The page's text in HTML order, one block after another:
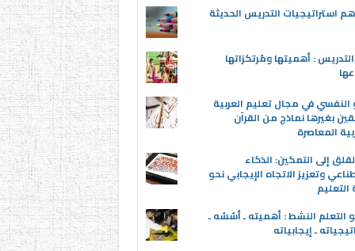
استراتيجيات التدريس الحديثة
: أهميتها ومُرتكزاتها
النفسي في مجال تعليم العربية
بغيرها نماذج من القرآن
المعاصرة
إلى التمكين: الذكاء
وتعزيز الاتجاه الإيجابي نحو
التعلم النشط : أهميته ـ أسُسُه ـ
ـ إيجابياته